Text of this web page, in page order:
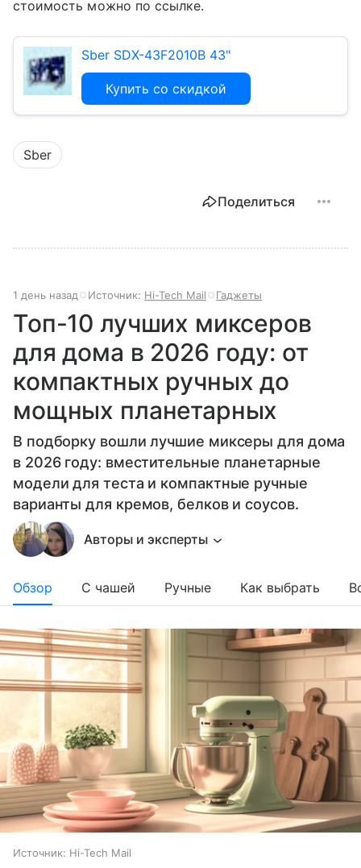
стоимость можно по ссылке.
Sber SDX-43F2010B 43"
Купить со скидкой
Sber
Поделиться
1 день назад Источник: Hi-Tech Mail Гаджеты
Топ-10 лучших миксеров
для дома в 2026 году: от
компактных ручных до
мощных планетарных
В подборку вошли лучшие миксеры для дома
в 2026 году: вместительные планетарные
модели для теста и компактные ручные
варианты для кремов, белков и соусов.
Авторы и эксперты
Обзор С чашей Ручные Как выбрать
Источник: Hi-Tech Mail